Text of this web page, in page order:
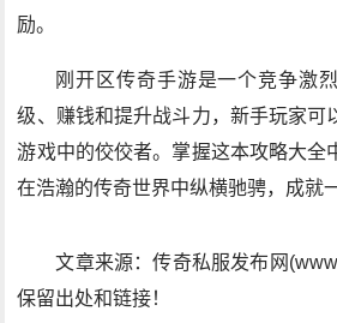
励。
刚开区传奇手游是一个竞争激
级、赚钱和提升战斗力，新手玩家可
游戏中的佼佼者。掌握这本攻略大全
在浩瀚的传奇世界中纵横驰骋，成就
文章来源：传奇私服发布网
保留出处和链接！